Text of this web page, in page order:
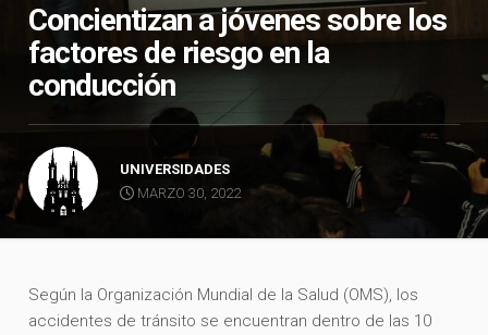
Concientizan a jóvenes sobre los
factores de riesgo en la
conducción
UNIVERSIDADES
MARZO 30, 2022
Según la Organización Mundial de la Salud (OMS), los
accidentes de tránsito se encuentran dentro de las 10